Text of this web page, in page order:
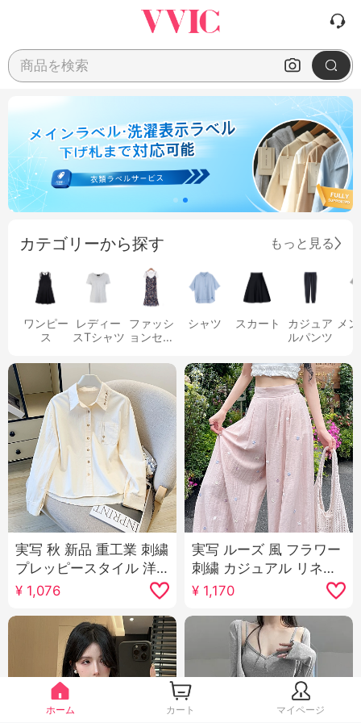
商品を検索
カテゴリーから探す もっと見る
ワンピー
ス
レディー
スTシャツ
ファッシ
ョンセッ
シャツ スカート
カジュア
ルパンツ
メ
実写 秋 新品 重工業 刺繍
プレッピースタイル 洋
気 カジュアル 万能 ピュ
アコットン 長袖 シャツ
女 コート
¥ 1,076
実写 ルーズ 風 フラワー
刺繍 カジュアル リネン
ワイドパンツ女 2025 夏
新品 ルーズフィット ス
リム効果 ストレートパ
¥ 1,170
ホーム カート マイページ